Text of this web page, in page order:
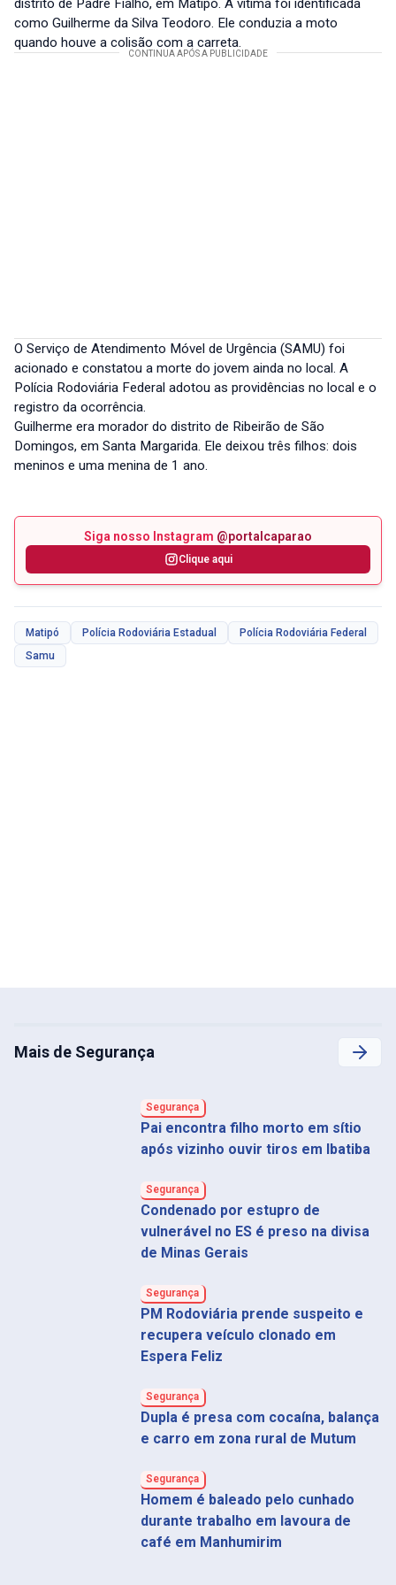
distrito de Padre Fialho, em Matipó. A vítima foi identificada
como Guilherme da Silva Teodoro. Ele conduzia a moto
quando houve a colisão com a carreta.
O Serviço de Atendimento Móvel de Urgência (SAMU) foi
acionado e constatou a morte do jovem ainda no local. A
Polícia Rodoviária Federal adotou as providências no local e o
registro da ocorrência.
Guilherme era morador do distrito de Ribeirão de São
Domingos, em Santa Margarida. Ele deixou três filhos: dois
meninos e uma menina de 1 ano.
Siga nosso Instagram @portalcaparao
Clique aqui
Matipó Polícia Rodoviária Estadual
Polícia Rodoviária Federal
Samu
Mais de Segurança
Segurança
Pai encontra filho morto em sítio
após vizinho ouvir tiros em Ibatiba
Segurança
Condenado por estupro de
vulnerável no ES é preso na divisa
de Minas Gerais
Segurança
PM Rodoviária prende suspeito e
recupera veículo clonado em
Espera Feliz
Segurança
Dupla é presa com cocaína, balança
e carro em zona rural de Mutum
Segurança
Homem é baleado pelo cunhado
durante trabalho em lavoura de
café em Manhumirim